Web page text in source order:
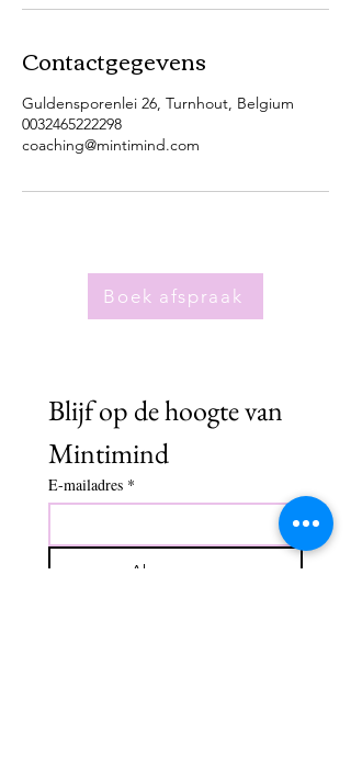
Contactgegevens
Guldensporenlei 26, Turnhout, Belgium
0032465222298
coaching@mintimind.com
Boek afspraak
Blijf op de hoogte van
Mintimind
E-mailadres *
Abonneren